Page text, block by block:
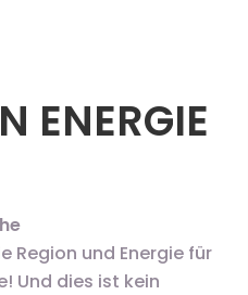
Region und Energie für
Und dies ist kein